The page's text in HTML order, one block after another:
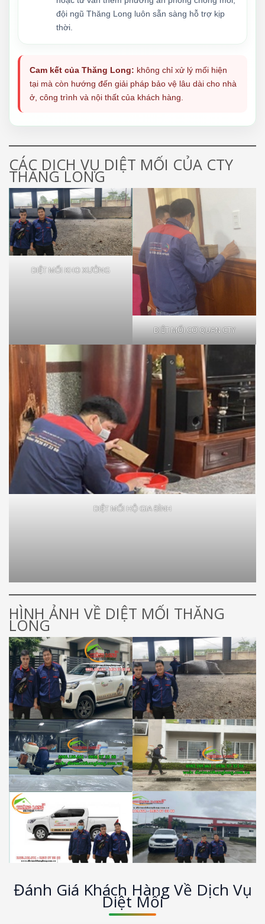
đội ngũ Thăng Long luôn sẵn sàng hỗ trợ kịp
thời.
Cam kết của Thăng Long: không chỉ xử lý mối hiện
tại mà còn hướng đến giải pháp bảo vệ lâu dài cho nhà
ở, công trình và nội thất của khách hàng.
CÁC DỊCH VỤ DIỆT MỐI CỦA CTY
THĂNG LONG
DIỆT MỐI KHO XƯỞNG
DIỆT MỐI CƠ QUAN CTY
DIỆT MỐI HỘ GIA ĐÌNH
HÌNH ẢNH VỀ DIỆT MỐI THĂNG
LONG
Đánh Giá Khách Hàng Về Dịch Vụ
Diệt Mối